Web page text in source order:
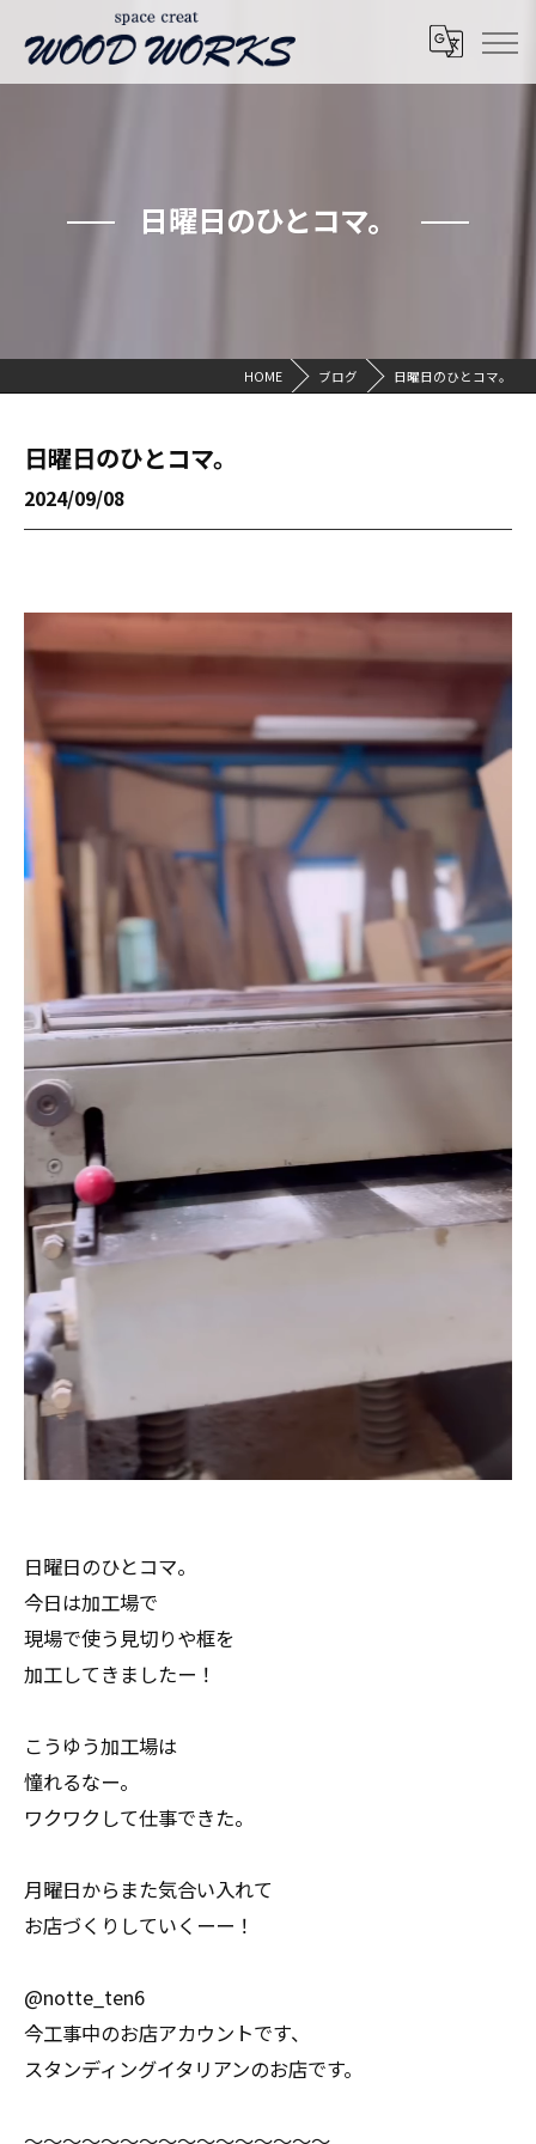
日曜日のひとコマ。
HOME ブログ 日曜日のひとコマ。
日曜日のひとコマ。
2024/09/08
日曜日のひとコマ。
今日は加工場で
現場で使う見切りや框を
加工してきましたー！
こうゆう加工場は
憧れるなー。
ワクワクして仕事できた。
月曜日からまた気合い入れて
お店づくりしていくーー！
@notte_ten6
今工事中のお店アカウントです、
スタンディングイタリアンのお店です。